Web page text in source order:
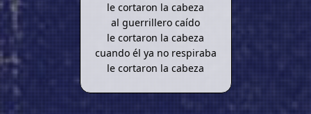
le cortaron la cabeza
al guerrillero caído
le cortaron la cabeza
cuando él ya no respiraba
le cortaron la cabeza